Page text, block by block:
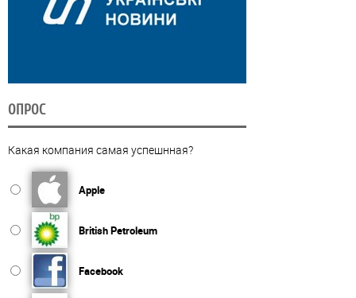
ОПРОС
Какая компания самая успешнная?
Apple
British Petroleum
Facebook